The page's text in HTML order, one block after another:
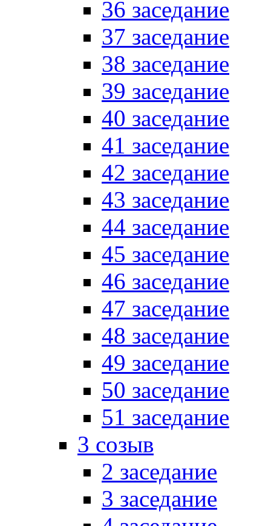
36 заседание
37 заседание
38 заседание
39 заседание
40 заседание
41 заседание
42 заседание
43 заседание
44 заседание
45 заседание
46 заседание
47 заседание
48 заседание
49 заседание
50 заседание
51 заседание
3 созыв
2 заседание
3 заседание